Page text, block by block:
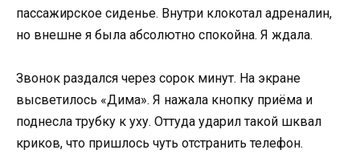
пассажирское сиденье. Внутри клокотал адреналин,
но внешне я была абсолютно спокойна. Я ждала.
Звонок раздался через сорок минут. На экране
высветилось «Дима». Я нажала кнопку приёма и
поднесла трубку к уху. Оттуда ударил такой шквал
криков, что пришлось чуть отстранить телефон.